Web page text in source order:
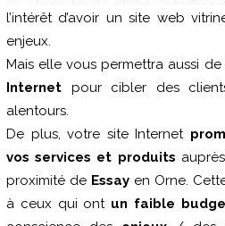
l’intérêt d’avoir un site web
enjeux.
Mais elle vous permettra aussi de
Internet pour cibler des
alentours.
De plus, votre site Internet
vos services et produits
proximité de Essay en Orne.
à ceux qui ont un faible